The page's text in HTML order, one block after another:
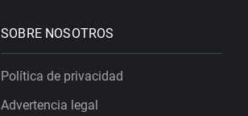
SOBRE NOSOTROS
Política de privacidad
Advertencia legal